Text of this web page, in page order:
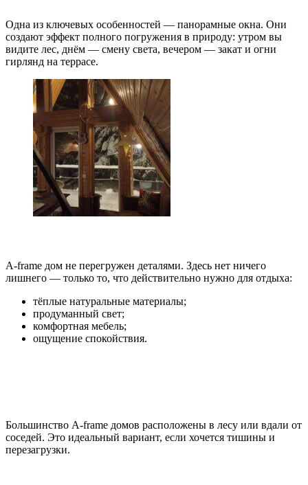
Одна из ключевых особенностей — панорамные окна. Они
создают эффект полного погружения в природу: утром вы
видите лес, днём — смену света, вечером — закат и огни
гирлянд на террасе.
A‑frame дом не перегружен деталями. Здесь нет ничего
лишнего — только то, что действительно нужно для отдыха:
тёплые натуральные материалы;
продуманный свет;
комфортная мебель;
ощущение спокойствия.
Большинство A‑frame домов расположены в лесу или вдали от
соседей. Это идеальный вариант, если хочется тишины и
перезагрузки.